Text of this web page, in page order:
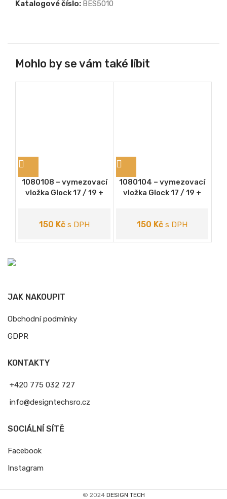
Katalogové číslo: BES5010
Mohlo by se vám také líbit
1080108 – vymezovací
vložka Glock 17 / 19 +
150 Kč s DPH
1080104 – vymezovací
vložka Glock 17 / 19 +
150 Kč s DPH
JAK NAKOUPIT
Obchodní podmínky
GDPR
KONTAKTY
+420 775 032 727
info@designtechsro.cz
SOCIÁLNÍ SÍTĚ
Facebook
Instagram
© 2024 DESIGN TECH